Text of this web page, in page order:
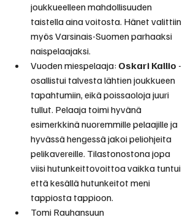
joukkueelleen mahdollisuuden
taistella aina voitosta. Hänet valittiin
myös Varsinais-Suomen parhaaksi
naispelaajaksi.
Vuoden miespelaaja: Oskari Kallio -
osallistui talvesta lähtien joukkueen
tapahtumiin, eikä poissaoloja juuri
tullut. Pelaaja toimi hyvänä
esimerkkinä nuoremmille pelaajille ja
hyvässä hengessä jakoi peliohjeita
pelikavereille. Tilastonostona jopa
viisi hutunkeittovoittoa vaikka tuntui
että kesällä hutunkeitot meni
tappiosta tappioon.
Tomi Rauhansuun